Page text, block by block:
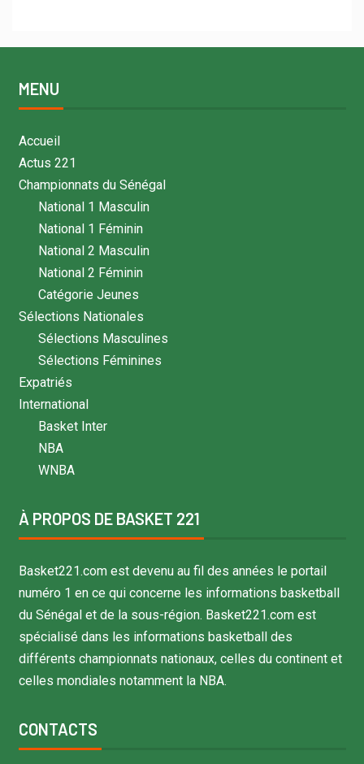
MENU
Accueil
Actus 221
Championnats du Sénégal
National 1 Masculin
National 1 Féminin
National 2 Masculin
National 2 Féminin
Catégorie Jeunes
Sélections Nationales
Sélections Masculines
Sélections Féminines
Expatriés
International
Basket Inter
NBA
WNBA
À PROPOS DE BASKET 221
Basket221.com est devenu au fil des années le portail
numéro 1 en ce qui concerne les informations basketball
du Sénégal et de la sous-région. Basket221.com est
spécialisé dans les informations basketball des
différents championnats nationaux, celles du continent et
celles mondiales notamment la NBA.
CONTACTS